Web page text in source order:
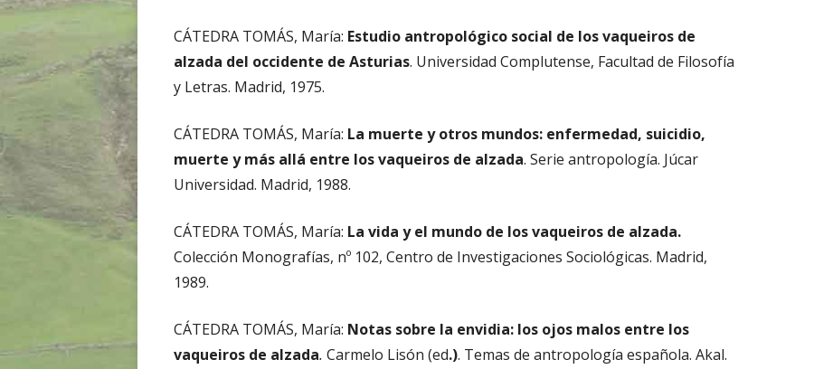
CÁTEDRA TOMÁS, María: Estudio antropológico social de los vaqueiros de
alzada del occidente de Asturias. Universidad Complutense, Facultad de Filosofía
y Letras. Madrid, 1975.
CÁTEDRA TOMÁS, María: La muerte y otros mundos: enfermedad, suicidio,
muerte y más allá entre los vaqueiros de alzada. Serie antropología. Júcar
Universidad. Madrid, 1988.
CÁTEDRA TOMÁS, María: La vida y el mundo de los vaqueiros de alzada.
Colección Monografías, nº 102, Centro de Investigaciones Sociológicas. Madrid,
1989.
CÁTEDRA TOMÁS, María: Notas sobre la envidia: los ojos malos entre los
vaqueiros de alzada. Carmelo Lisón (ed.). Temas de antropología española. Akal.